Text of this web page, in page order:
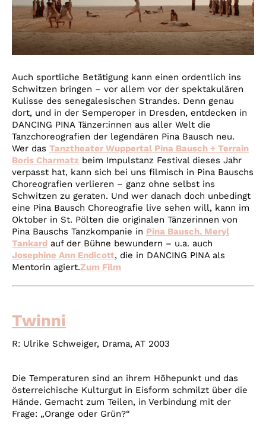
Auch sportliche Betätigung kann einen ordentlich ins
Schwitzen bringen – vor allem vor der spektakulären
Kulisse des senegalesischen Strandes. Denn genau
dort, und in der Semperoper in Dresden, entdecken in
DANCING PINA Tänzer:innen aus aller Welt die
Tanzchoreografien der legendären Pina Bausch neu.
Wer das Tanztheater Wuppertal Pina Bausch + Terrain
Boris Charmatz beim Impulstanz Festival dieses Jahr
verpasst hat, kann sich bei uns filmisch in Pina Bauschs
Choreografien verlieren – ganz ohne selbst ins
Schwitzen zu geraten. Und wer danach doch unbedingt
eine Pina Bausch Choreografie live sehen will, kann im
Oktober in St. Pölten die originalen Tänzerinnen von
Pina Bauschs Tanzkompanie in Pina Bausch. Meryl
Tankard auf der Bühne bewundern – u.a. auch
Josephine Ann Endicott, die in DANCING PINA als
Mentorin agiert.Zum Film
Twinni
R: Ulrike Schweiger, Drama, AT 2003
Die Temperaturen sind an ihrem Höhepunkt und das
österreichische Kulturgut in Eisform schmilzt über die
Hände. Gemacht zum Teilen, in Verbindung mit der
Frage: „Orange oder Grün?“